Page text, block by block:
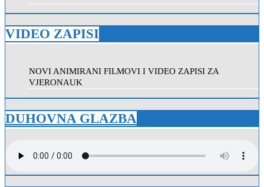
VIDEO ZAPISI
NOVI ANIMIRANI FILMOVI I VIDEO ZAPISI ZA
VJERONAUK
DUHOVNA GLAZBA